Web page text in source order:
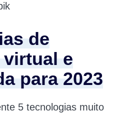
de
e
para 2023
5 tecnologias muito